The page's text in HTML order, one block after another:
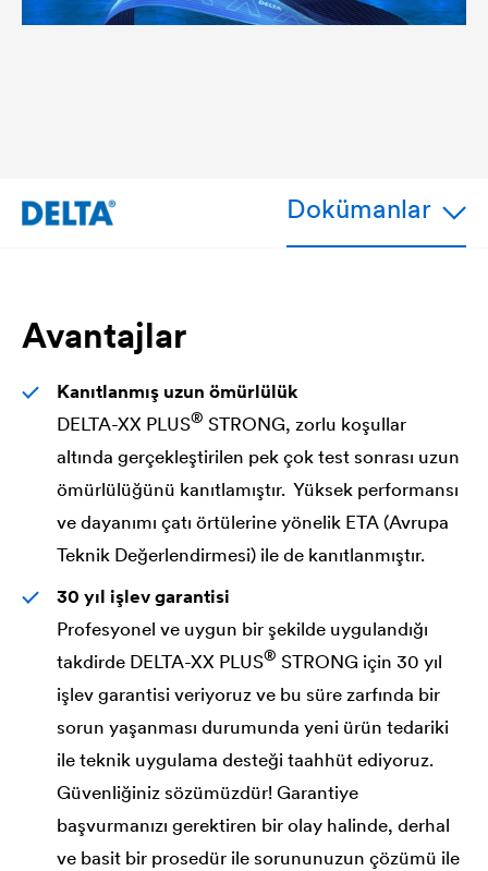
Dokümanlar
Avantajlar
Kanıtlanmış uzun ömürlülük
DELTA-XX PLUS® STRONG, zorlu koşullar
altında gerçekleştirilen pek çok test sonrası uzun
ömürlülüğünü kanıtlamıştır. Yüksek performansı
ve dayanımı çatı örtülerine yönelik ETA (Avrupa
Teknik Değerlendirmesi) ile de kanıtlanmıştır.
30 yıl işlev garantisi
Profesyonel ve uygun bir şekilde uygulandığı
takdirde DELTA-XX PLUS® STRONG için 30 yıl
işlev garantisi veriyoruz ve bu süre zarfında bir
sorun yaşanması durumunda yeni ürün tedariki
ile teknik uygulama desteği taahhüt ediyoruz.
Güvenliğiniz sözümüzdür! Garantiye
başvurmanızı gerektiren bir olay halinde, derhal
ve basit bir prosedür ile sorununuzun çözümü ile